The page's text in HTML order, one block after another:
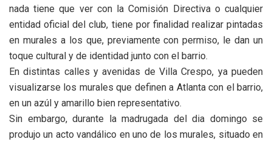
nada tiene que ver con la Comisión Directiva o cualquier
entidad oficial del club, tiene por finalidad realizar pintadas
en murales a los que, previamente con permiso, le dan un
toque cultural y de identidad junto con el barrio.
En distintas calles y avenidas de Villa Crespo, ya pueden
visualizarse los murales que definen a Atlanta con el barrio,
en un azúl y amarillo bien representativo.
Sin embargo, durante la madrugada del dia domingo se
produjo un acto vandálico en uno de los murales, situado en